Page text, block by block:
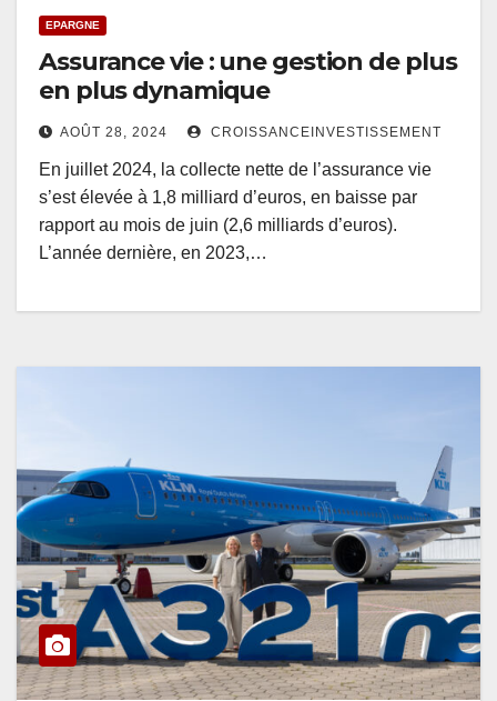
EPARGNE
Assurance vie : une gestion de plus
en plus dynamique
AOÛT 28, 2024 CROISSANCEINVESTISSEMENT
En juillet 2024, la collecte nette de l’assurance vie
s’est élevée à 1,8 milliard d’euros, en baisse par
rapport au mois de juin (2,6 milliards d’euros).
L’année dernière, en 2023,…